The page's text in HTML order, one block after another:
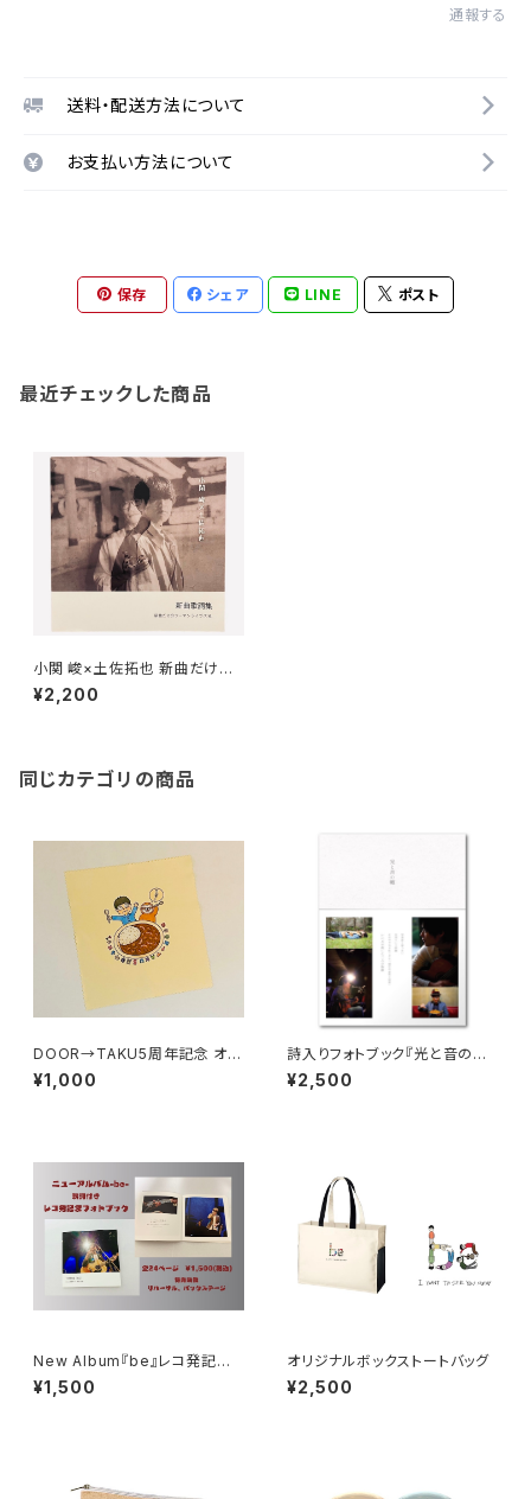
通報する
送料・配送方法について
お支払い方法について
保存 シェア LINE ポスト
最近チェックした商品
小関 峻×土佐拓也 新曲だけの
ツーマンライブ 新曲歌詞集(共
作音源付)
¥2,200
同じカテゴリの商品
DOOR→TAKU5周年記念 オリ
ジナルメガネ拭き
¥1,000
詩入りフォトブック『光と音の轍』
(限定音源2曲付)
¥2,500
New Album『be』レコ発記念
フォトブック
¥1,500
オリジナルボックストートバッグ
¥2,500